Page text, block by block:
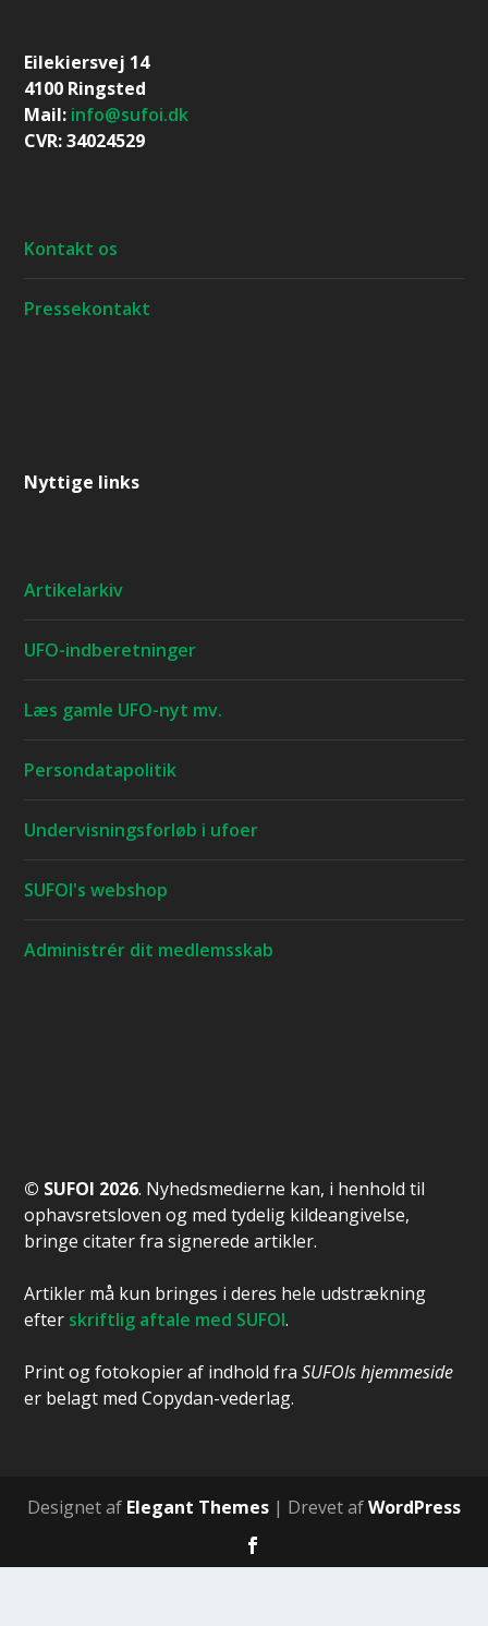
Eilekiersvej 14
4100 Ringsted
Mail: info@sufoi.dk
CVR: 34024529
Kontakt os
Pressekontakt
Nyttige links
Artikelarkiv
UFO-indberetninger
Læs gamle UFO-nyt mv.
Persondatapolitik
Undervisningsforløb i ufoer
SUFOI's webshop
Administrér dit medlemsskab
© SUFOI 2026. Nyhedsmedierne kan, i henhold til
ophavsretsloven og med tydelig kildeangivelse,
bringe citater fra signerede artikler.
Artikler må kun bringes i deres hele udstrækning
efter skriftlig aftale med SUFOI.
Print og fotokopier af indhold fraSUFOIs hjemmeside
er belagt med Copydan-vederlag.
Designet af Elegant Themes | Drevet afWordPress